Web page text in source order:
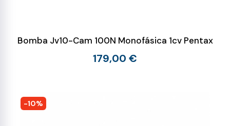
Bomba Jv10-Cam 100N Monofásica 1cv Pentax
179,00 €
-10%